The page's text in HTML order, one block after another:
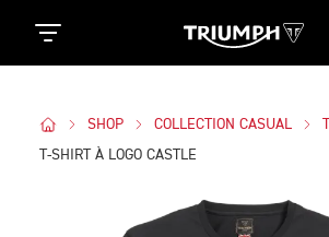
SHOP COLLECTION CASUAL
T-SHIRT À LOGO CASTLE